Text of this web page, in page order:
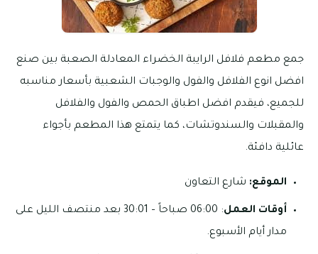
جمع مطعم فلافل الرايبة الخضراء المعادلة الصعبة بين صنع
افضل انوع الفلافل والفول والوجبات الشعبية بأسعار مناسبه
للجميع، فيقدم افضل اطباق الحمص والفول والفلافل
والمقبلات والسندوتشات، كما يتمتع هذا المطعم بأجواء
عائلية دافئة.
الموقع: شارع التعاون
أوقات العمل
: 06:00 صباحاً – 30:01 بعد منتصف الليل على
مدار أيام الأسبوع.